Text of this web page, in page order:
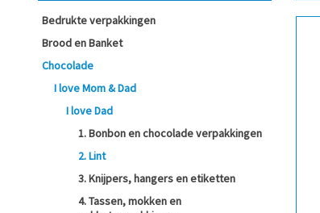
Bedrukte verpakkingen
Brood en Banket
Chocolade
I love Mom & Dad
I love Dad
1. Bonbon en chocolade verpakkingen
2. Lint
3. Knijpers, hangers en etiketten
4. Tassen, mokken en